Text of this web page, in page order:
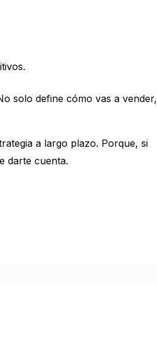
solo define cómo vas a vender,
a largo plazo. Porque, si
darte cuenta.